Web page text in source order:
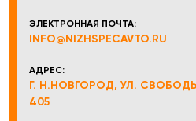
ЭЛЕКТРОННАЯ ПОЧТА:
INFO@NIZHSPECAVTO.RU
АДРЕС:
Г. Н.НОВГОРОД, УЛ.
405